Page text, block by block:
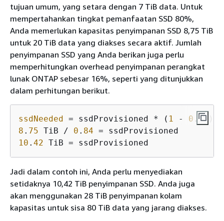
tujuan umum, yang setara dengan 7 TiB data. Untuk
mempertahankan tingkat pemanfaatan SSD 80%,
Anda memerlukan kapasitas penyimpanan SSD 8,75 TiB
untuk 20 TiB data yang diakses secara aktif. Jumlah
penyimpanan SSD yang Anda berikan juga perlu
memperhitungkan overhead penyimpanan perangkat
lunak ONTAP sebesar 16%, seperti yang ditunjukkan
dalam perhitungan berikut.
ssdNeeded = ssdProvisioned * ( 1 - 0 . 16
8 . 75 TiB / 0 . 84
10 . 42 TiB = ssdProvisioned
Jadi dalam contoh ini, Anda perlu menyediakan
setidaknya 10,42 TiB penyimpanan SSD. Anda juga
akan menggunakan 28 TiB penyimpanan kolam
kapasitas untuk sisa 80 TiB data yang jarang diakses.